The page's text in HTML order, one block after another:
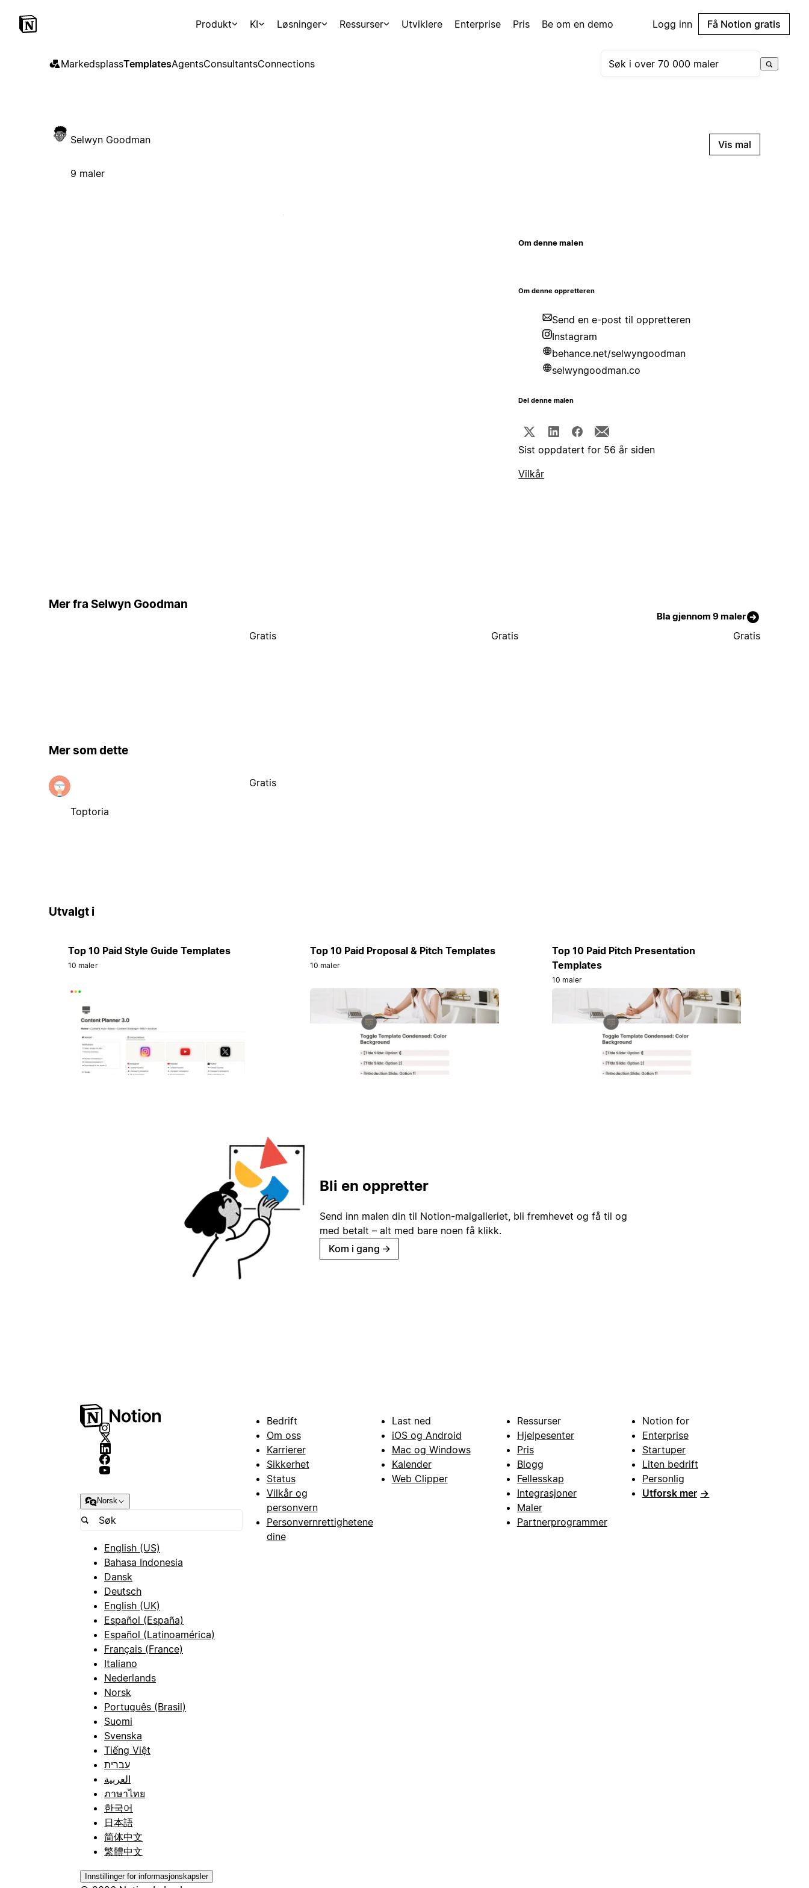
Produkt KI Løsninger Ressurser Utviklere Enterprise Pris Be om en demo Logg inn Få Notion gratis
MarkedsplassTemplatesAgentsConsultantsConnections
Selwyn Goodman
9 maler
Vis mal
Om denne malen
Om denne oppretteren
Send en e-post til oppretteren
Instagram
behance.net/selwyngoodman
selwyngoodman.co
Del denne malen
Sist oppdatert for 56 år siden
Vilkår
Mer fra Selwyn Goodman
Bla gjennom 9 maler
Gratis Gratis Gratis
Mer som dette
Toptoria
Gratis
Utvalgt i
Top 10 Paid Style Guide Templates
10 maler
Top 10 Paid Proposal & Pitch Templates
10 maler
Top 10 Paid Pitch Presentation
Templates
10 maler
Bli en oppretter
Send inn malen din til Notion-malgalleriet, bli fremhevet og få til og
med betalt – alt med bare noen få klikk.
Kom i gang →
Norsk
English (US)
Bahasa Indonesia
Dansk
Deutsch
English (UK)
Español (España)
Español (Latinoamérica)
Français (France)
Italiano
Nederlands
Norsk
Português (Brasil)
Suomi
Svenska
Tiếng Việt
עברית
العربية
ภาษาไทย
한국어
日本語
简体中文
繁體中文
Innstillinger for informasjonskapsler
Bedrift
Om oss
Karrierer
Sikkerhet
Status
Vilkår og
personvern
Personvernrettighetene
dine
Last ned
iOS og Android
Mac og Windows
Kalender
Web Clipper
Ressurser
Hjelpesenter
Pris
Blogg
Fellesskap
Integrasjoner
Maler
Partnerprogrammer
Notion for
Enterprise
Startuper
Liten bedrift
Personlig
Utforsk mer →